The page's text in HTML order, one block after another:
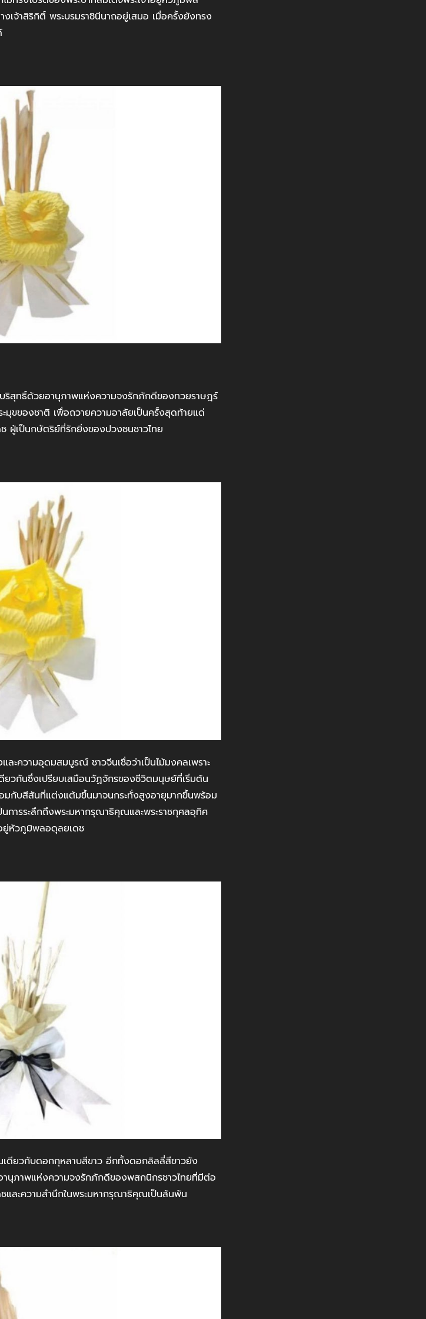
งเจ้าสิริกิติ์ พระบรมราชินีนาถอยู่เสมอ เมื่อครั้งยังทรง
ทธิ์ด้วยอานุภาพแห่งความจงรักภักดีของทวยราษฎร์
ขของชาติ เพื่อถวายความอาลัยเป็นครั้งสุดท้ายแด่
ผู้เป็นกษัตริย์ที่รักยิ่งของปวงชนชาวไทย
ความอุดมสมบูรณ์ ชาวจีนเชื่อว่าเป็นไม้มงคลเพราะ
วกันซึ่งเปรียบเสมือนวัฏจักรของชีวิตมนุษย์ที่เริ่มต้น
มกับสีสันที่แต่งแต้มขึ้นมาจนกระทั่งสูงอายุมากขึ้นพร้อม
นการระลึกถึงพระมหากรุณาธิคุณและพระราชกุศลอุทิศ
ยู่หัวภูมิพลอดุลยเดช
ดียวกับดอกกุหลาบสีขาว อีกทั้งดอกลิลลี่สีขาวยัง
นุภาพแห่งความจงรักภักดีของพสกนิกรชาวไทยที่มีต่อ
และความสำนึกในพระมหากรุณาธิคุณเป็นล้นพ้น